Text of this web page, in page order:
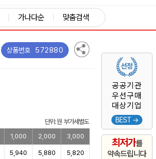
공공기관
우선구매
대상기업
BEST →
최저가를
약속드립니다
가나다순 맞춤검색
상품번호 572880
단위: 원 부가세별도
1,000 2,000 3,000
5,940 5,880 5,820